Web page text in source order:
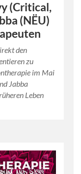
(Critical,
(NËU)
den
zu
im Mai
Jabba
Leben